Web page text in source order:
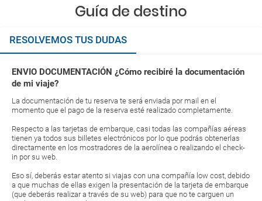
Guía de destino
RESOLVEMOS TUS DUDAS
ENVIO DOCUMENTACIÓN ¿Cómo recibiré la documentación
de mi viaje?
La documentación de tu reserva te será enviada por mail en el
momento que el pago de la reserva esté realizado completamente.
Respecto a las tarjetas de embarque, casi todas las compañías aéreas
tienen ya todos sus billetes electrónicos por lo que podrás obtenerlas
directamente en los mostradores de la aerolínea o realizando el check-
in por su web.
Eso sí, deberás estar atento si viajas con una compañía low cost, debido
a que muchas de ellas exigen la presentación de la tarjeta de embarque
(que deberás realizar a través de su web) para que no te carguen un